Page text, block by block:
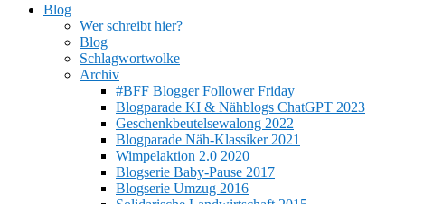
Blog
Wer schreibt hier?
Blog
Schlagwortwolke
Archiv
#BFF Blogger Follower Friday
Blogparade KI & Nähblogs ChatGPT 2023
Geschenkbeutelsewalong 2022
Blogparade Näh-Klassiker 2021
Wimpelaktion 2.0 2020
Blogserie Baby-Pause 2017
Blogserie Umzug 2016